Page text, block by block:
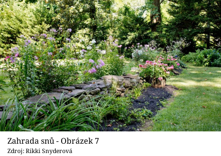
Zahrada snů - Obrázek 7
Zdroj: Rikki Snyderová